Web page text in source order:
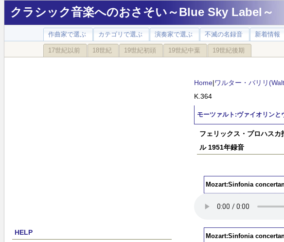
クラシック音楽へのおさそい～Blue Sky Label～
作曲家で選ぶ カテゴリで選ぶ 演奏家で選ぶ 不滅の名録音 新着情報
17世紀以前 18世紀 19世紀初頭 19世紀中葉 19世紀後期
HELP
Home|ワルター・バリリ
K.364
モーツァルト:ヴァイオリン
フェリックス・プロハス
ル 1951年録音
Mozart:Sinfonia
Mozart:Sinfonia